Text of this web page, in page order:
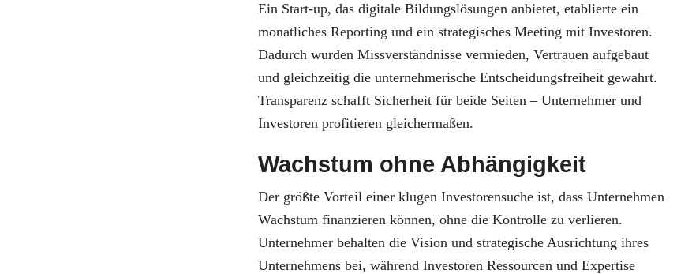
Ein Start-up, das digitale Bildungslösungen anbietet, etablierte ein
monatliches Reporting und ein strategisches Meeting mit Investoren.
Dadurch wurden Missverständnisse vermieden, Vertrauen aufgebaut
und gleichzeitig die unternehmerische Entscheidungsfreiheit gewahrt.
Transparenz schafft Sicherheit für beide Seiten – Unternehmer und
Investoren profitieren gleichermaßen.
Wachstum ohne Abhängigkeit
Der größte Vorteil einer klugen Investorensuche ist, dass Unternehmen
Wachstum finanzieren können, ohne die Kontrolle zu verlieren.
Unternehmer behalten die Vision und strategische Ausrichtung ihres
Unternehmens bei, während Investoren Ressourcen und Expertise